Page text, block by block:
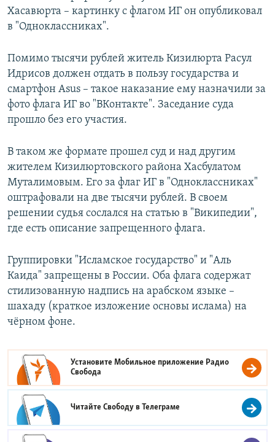
Хасавюрта – картинку с флагом ИГ он опубликовал
в "Одноклассниках".
Помимо тысячи рублей житель Кизилюрта Расул
Идрисов должен отдать в пользу государства и
смартфон Asus – такое наказание ему назначили за
фото флага ИГ во "ВКонтакте". Заседание суда
прошло без его участия.
В таком же формате прошел суд и над другим
жителем Кизилюртовского района Хасбулатом
Муталимовым. Его за флаг ИГ в "Одноклассниках"
оштрафовали на две тысячи рублей. В своем
решении судья сослался на статью в "Википедии",
где есть описание запрещенного флага.
Группировки "Исламское государство" и "Аль
Каида" запрещены в России. Оба флага содержат
стилизованную надпись на арабском языке –
шахаду (краткое изложение основы ислама) на
чёрном фоне.
Установите Мобильное приложение Радио
Свобода
Читайте Свободу вТелеграме